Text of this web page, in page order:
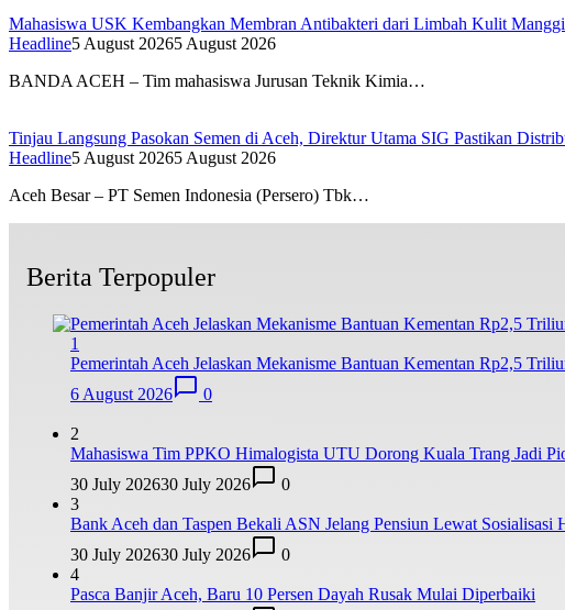
Mahasiswa USK Kembangkan Membran Antibakteri dari Limbah Kulit
Headline5 August 20265 August 2026
BANDA ACEH – Tim mahasiswa Jurusan Teknik Kimia…
Tinjau Langsung Pasokan Semen di Aceh, Direktur Utama SIG Pastikan
Headline5 August 20265 August 2026
Aceh Besar – PT Semen Indonesia (Persero) Tbk…
Berita Terpopuler
1
Pemerintah Aceh Jelaskan Mekanisme Bantuan Kementan Rp2,5
6 August 2026
0
2
Mahasiswa Tim PPKO Himalogista UTU Dorong Kuala Trang Jadi
30 July 202630 July 2026
0
3
Bank Aceh dan Taspen Bekali ASN Jelang Pensiun Lewat Sosialisasi
30 July 202630 July 2026
0
4
Pasca Banjir Aceh, Baru 10 Persen Dayah Rusak Mulai Diperbaiki